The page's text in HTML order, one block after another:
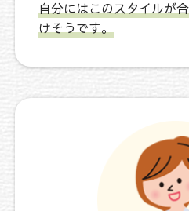
自分にはこのスタイルが
けそうです。